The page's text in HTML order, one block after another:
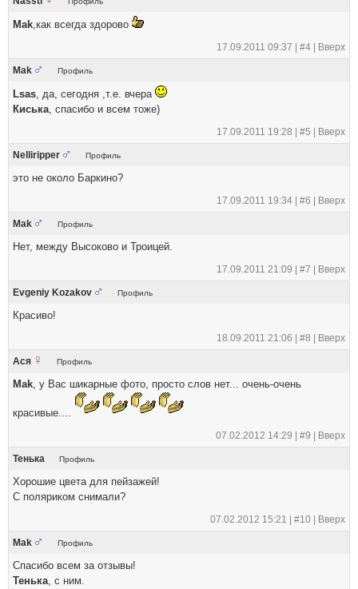
Mak,как всегда здорово
17.09.2011 09:37 | #4 Вверх
Mak Профиль
Lsas, да, сегодня ,т.е. вчера
Киська, спасибо и всем тоже)
17.09.2011 19:28 | #5 Вверх
Nelliripper Профиль
это не около Баркино?
17.09.2011 19:34 | #6 Вверх
Mak Профиль
Нет, между Высоково и Троицей.
17.09.2011 21:09 | #7 Вверх
Evgeniy Kozakov Профиль
Красиво!
18.09.2011 21:06 | #8 Вверх
Ася Профиль
Mak, у Вас шикарные фото, просто слов нет... очень-очень
красивые....
07.02.2012 14:29 | #9 Вверх
Тенька Профиль
Хорошие цвета для пейзажей!
С поляриком снимали?
07.02.2012 15:21 | #10 Вверх
Mak Профиль
Спасибо всем за отзывы!
Тенька, с ним.